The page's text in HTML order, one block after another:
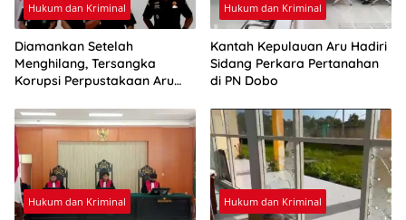
Hukum dan Kriminal
Diamankan Setelah
Menghilang, Tersangka
Korupsi Perpustakaan Aru
Hukum dan Kriminal
Kantah Kepulauan Aru Hadiri
Sidang Perkara Pertanahan
di PN Dobo
Hukum dan Kriminal Hukum dan Kriminal